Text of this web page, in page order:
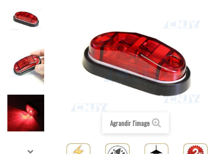
Agrandir l'image